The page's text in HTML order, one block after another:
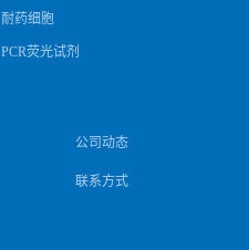
耐药细胞
PCR荧光试剂
公司动态
联系方式